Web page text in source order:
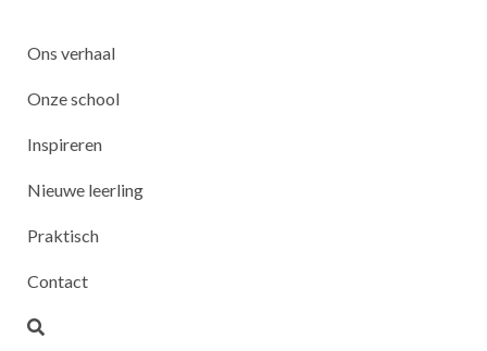
Ons verhaal
Onze school
Inspireren
Nieuwe leerling
Praktisch
Contact